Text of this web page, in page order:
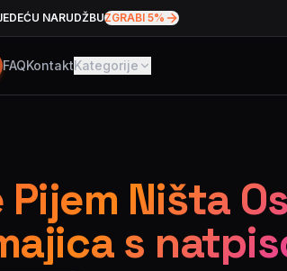
NARUDŽBUZGRABI 5%
FAQKontaktKategorije
Pijem Ništa
s